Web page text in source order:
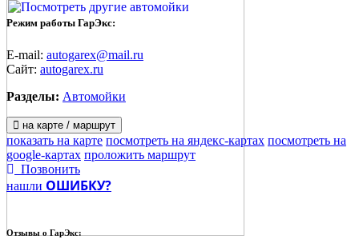
Режим работы ГарЭкс:
E-mail: autogarex@mail.ru
Сайт: autogarex.ru
Разделы: Автомойки
на карте / маршрут
показать на карте посмотреть на яндекс-картах посмотреть на
google-картах проложить маршрут
Позвонить
нашли ОШИБКУ?
Отзывы оГарЭкс: